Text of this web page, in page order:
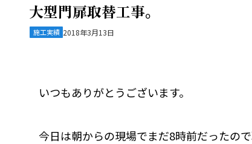
大型門扉取替工事。
施工実績 2018年3月13日
いつもありがとうございます。
今日は朝からの現場でまだ8時前だったの